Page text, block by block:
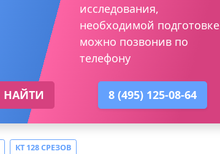
НАЙТИ
исследования,
необходимой подготовке
можно позвонив по
телефону
8 (495) 125-08-64
КТ 128 СРЕЗОВ